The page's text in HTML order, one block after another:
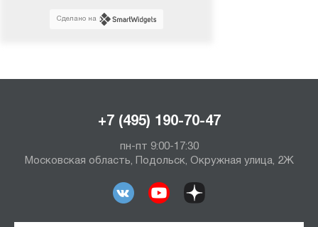
Сделано на
+7 (495) 190-70-47
пн-пт 9:00-17:30
Московская область, Подольск, Окружная улица, 2Ж